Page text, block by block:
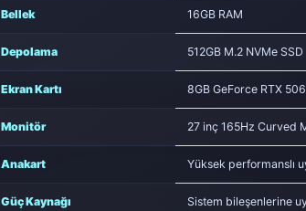
Bellek 16GB RAM
Depolama 512GB M.2 NVMe SSD
Ekran Kartı 8GB GeForce RTX
Monitör 27 inç 165Hz Curved
Anakart Yüksek performanslı
Güç Kaynağı Sistem bileşenlerine